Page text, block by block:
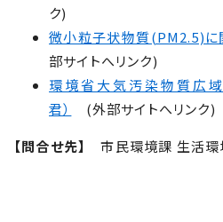
ク)
微小粒子状物質(PM2.5)に
部サイトへリンク)
環境省大気汚染物質広
君）
(外部サイトへリンク)
【問合せ先】
市民環境課 生活